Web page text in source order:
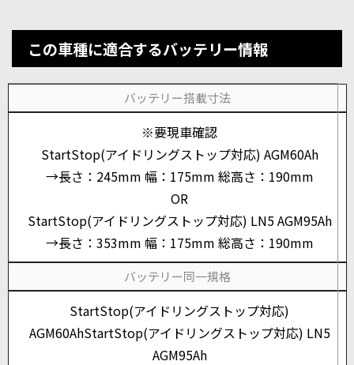
この車種に適合するバッテリー情報
バッテリー搭載寸法
※要現車確認
StartStop(アイドリングストップ対応) AGM60Ah
→長さ：245mm 幅：175mm 総高さ：190mm
OR
StartStop(アイドリングストップ対応) LN5 AGM95Ah
→長さ：353mm 幅：175mm 総高さ：190mm
バッテリー同一規格
StartStop(アイドリングストップ対応)
AGM60AhStartStop(アイドリングストップ対応) LN5
AGM95Ah